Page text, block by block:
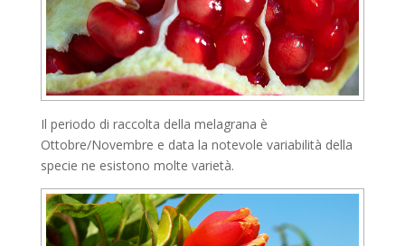
Il periodo di raccolta della melagrana è
Ottobre/Novembre e data la notevole variabilità della
specie ne esistono molte varietà.